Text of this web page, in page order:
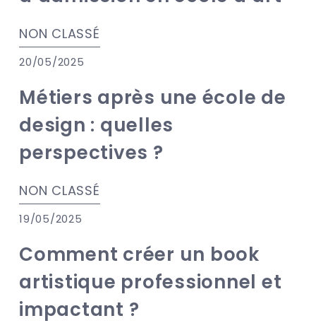
NON CLASSÉ
20/05/2025
Métiers après une école de
design : quelles
perspectives ?
NON CLASSÉ
19/05/2025
Comment créer un book
artistique professionnel et
impactant ?